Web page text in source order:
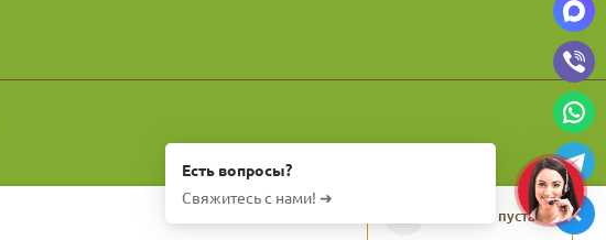
Корзина пуста
Есть вопросы?
Свяжитесь с нами! ➜